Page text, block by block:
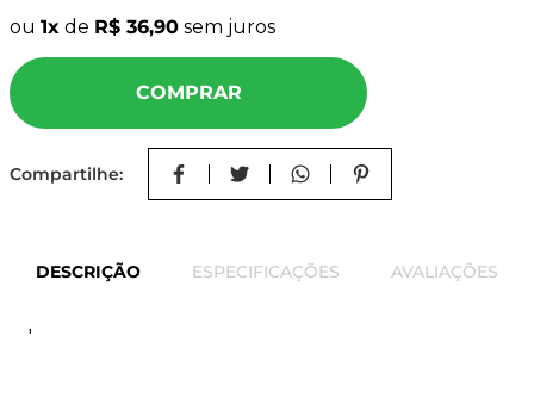
ou 1 de R$ 36,90 sem juros
COMPRAR
Compartilhe:
DESCRIÇÃO ESPECIFICAÇÕES AVALIAÇÕES
'